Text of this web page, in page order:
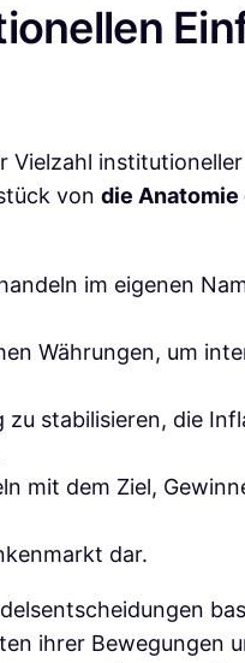
von die Anatomie
im eigenen
Währungen, um
stabilisieren, die
mit dem Ziel,
dar.
ihrer Bewegungen